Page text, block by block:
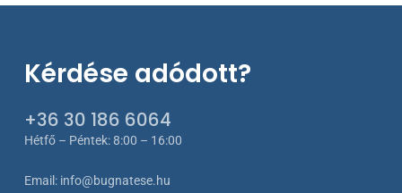
Kérdése adódott?
+36 30 186 6064
Hétfő – Péntek: 8:00 – 16:00
Email: info@bugnatese.hu